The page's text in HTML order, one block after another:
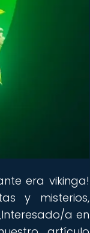
era vikinga!
y misterios,
a en